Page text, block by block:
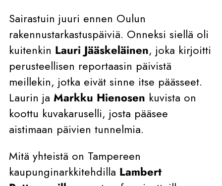
Sairastuin juuri ennen Oulun
rakennustarkastuspäiviä. Onneksi siellä oli
kuitenkin Lauri Jääskeläinen, joka kirjoitti
perusteellisen reportaasin päivistä
meillekin, jotka eivät sinne itse päässeet.
Laurin ja Markku Hienosen kuvista on
koottu kuvakaruselli, josta pääsee
aistimaan päivien tunnelmia.
Mitä yhteistä on Tampereen
kaupunginarkkitehdilla Lambert